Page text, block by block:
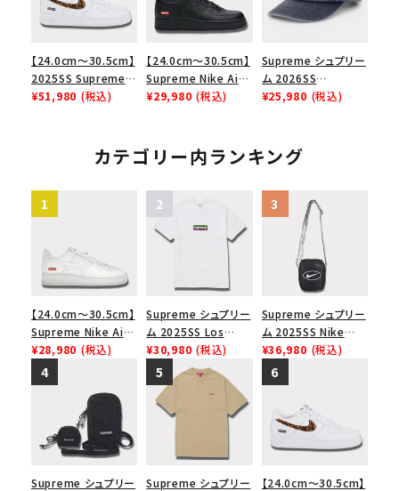
【24.0cm～30.5cm】
2025SS Supreme
GOODENOUGH
ムグッドイナフ ナイキ
エアフォース１スニー
¥51,980 (税込)
【24.0cm～30.5cm】
Supreme Nike Air
Force 1 Low シュプ
ューズ ブラック
¥29,980 (税込)
Supreme シュプリー
ム 2026SS
Pigment Coated S
ゴ 6パネル ネイビー
¥25,980 (税込)
カテゴリー内ランキング
【24.0cm～30.5cm】
Supreme Nike Air
Force 1 Low シュプ
リーム ナイキエアフォ
ース１スニーカー シ
ューズ ホワイト
¥28,980 (税込)
Supreme シュプリー
ム 2025SS Los
Angeles Fire Relief
Box Logo Tee ファ
イヤーリリーフボック
スロゴTシャツ ホワ
イト 白
¥30,980 (税込)
Supreme シュプリー
ム 2025SS Nike
Leather Shoulder
Bag ナイキレザーシ
ョルダーバッグ ブラッ
¥36,980 (税込)
Supreme シュプリー
Supreme シュプリー
【24.0cm～30.5cm】